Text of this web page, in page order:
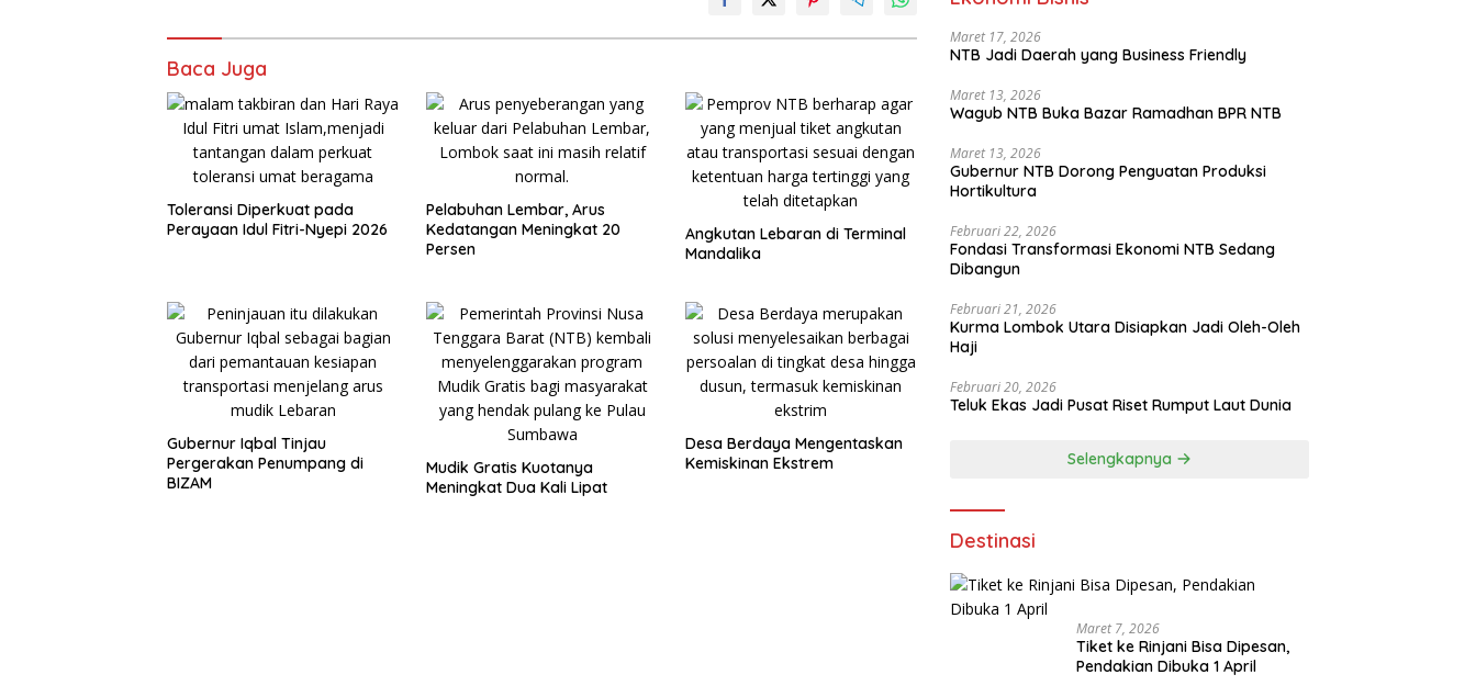
Baca Juga
Toleransi Diperkuat pada
Perayaan Idul Fitri-Nyepi 2026
Pelabuhan Lembar, Arus
Kedatangan Meningkat 20
Persen
Angkutan Lebaran di Terminal
Mandalika
Gubernur Iqbal Tinjau
Pergerakan Penumpang di
BIZAM
Mudik Gratis Kuotanya
Meningkat Dua Kali Lipat
Desa Berdaya Mengentaskan
Kemiskinan Ekstrem
Maret 17, 2026
NTB Jadi Daerah yang Business Friendly
Maret 13, 2026
Wagub NTB Buka Bazar Ramadhan BPR NTB
Maret 13, 2026
Gubernur NTB Dorong Penguatan Produksi
Hortikultura
Februari 22, 2026
Fondasi Transformasi Ekonomi NTB Sedang
Dibangun
Februari 21, 2026
Kurma Lombok Utara Disiapkan Jadi Oleh-Oleh
Haji
Februari 20, 2026
Teluk Ekas Jadi Pusat Riset Rumput Laut Dunia
Selengkapnya
Destinasi
Maret 7, 2026
Tiket ke Rinjani Bisa Dipesan,
Pendakian Dibuka 1 April